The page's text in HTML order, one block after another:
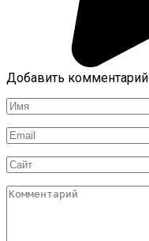
Добавить комментарий
Имя
Email
Сайт
Комментарий